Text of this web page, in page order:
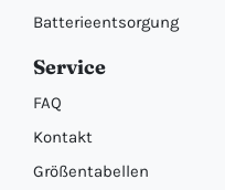
Batterieentsorgung
Service
FAQ
Kontakt
Größentabellen